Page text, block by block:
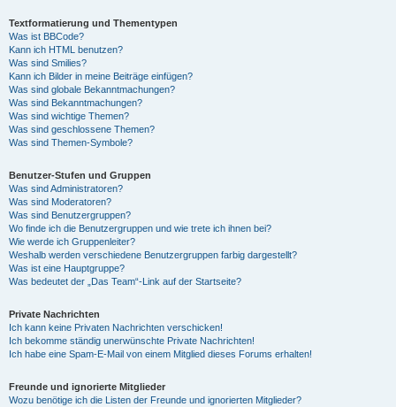
Textformatierung und Thementypen
Was ist BBCode?
Kann ich HTML benutzen?
Was sind Smilies?
Kann ich Bilder in meine Beiträge einfügen?
Was sind globale Bekanntmachungen?
Was sind Bekanntmachungen?
Was sind wichtige Themen?
Was sind geschlossene Themen?
Was sind Themen-Symbole?
Benutzer-Stufen und Gruppen
Was sind Administratoren?
Was sind Moderatoren?
Was sind Benutzergruppen?
Wo finde ich die Benutzergruppen und wie trete ich ihnen bei?
Wie werde ich Gruppenleiter?
Weshalb werden verschiedene Benutzergruppen farbig dargestellt?
Was ist eine Hauptgruppe?
Was bedeutet der „Das Team“-Link auf der Startseite?
Private Nachrichten
Ich kann keine Privaten Nachrichten verschicken!
Ich bekomme ständig unerwünschte Private Nachrichten!
Ich habe eine Spam-E-Mail von einem Mitglied dieses Forums erhalten!
Freunde und ignorierte Mitglieder
Wozu benötige ich die Listen der Freunde und ignorierten Mitglieder?